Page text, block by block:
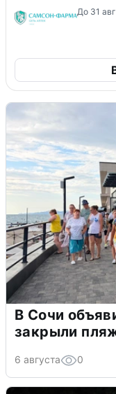
До 31
В Сочи
закрыли
6 августа 0